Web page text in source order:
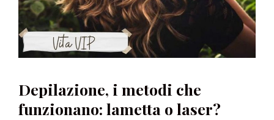
Depilazione, i metodi che
funzionano: lametta o laser?